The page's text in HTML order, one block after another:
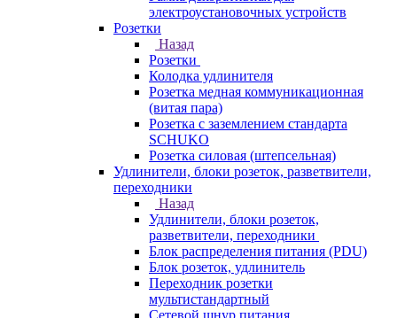
электроустановочных устройств
Розетки
Назад
Розетки
Колодка удлинителя
Розетка медная коммуникационная
(витая пара)
Розетка с заземлением стандарта
SCHUKO
Розетка силовая (штепсельная)
Удлинители, блоки розеток, разветвители,
переходники
Назад
Удлинители, блоки розеток,
разветвители, переходники
Блок распределения питания (PDU)
Блок розеток, удлинитель
Переходник розетки
мультистандартный
Сетевой шнур питания